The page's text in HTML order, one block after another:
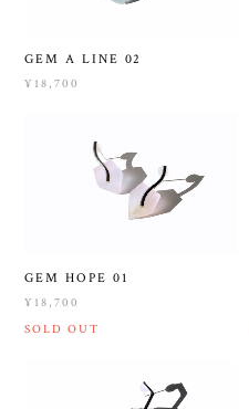
GEM A LINE 02
¥18,700
GEM HOPE 01
¥18,700
SOLD OUT